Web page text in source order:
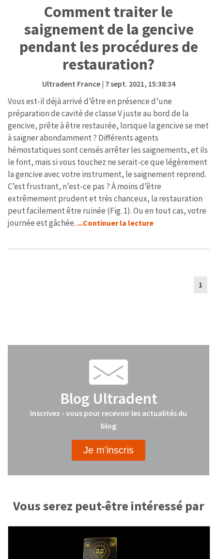
Comment traiter le
saignement de la gencive
pendant les procédures de
restauration?
Ultradent France| 7 sept. 2021, 15:38:34
Vous est-il déjà arrivé d’être en présence d’une
préparation de cavité de classe V juste au bord de la
gencive, prête à être restaurée, lorsque la gencive se met
à saigner abondamment ? Différents agents
hémostatiques sont censés arrêter les saignements, et ils
le font, mais si vous touchez ne serait-ce que légèrement
la gencive avec votre instrument, le saignement reprend.
C’est frustrant, n’est-ce pas ? À moins d’être
extrêmement prudent et très chanceux, la restauration
peut facilement être ruinée (Fig. 1). Ou en tout cas, votre
journée est gâchée. ...Continuer la lecture
1
Blog Ultradent
Inscrivez - vous pour recevoir les actualités du
blog
Je m'inscris
Vous serez peut-être intéressé par